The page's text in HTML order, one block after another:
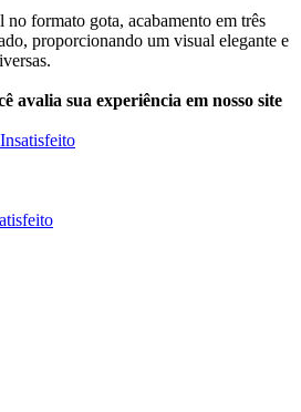
formato gota, acabamento em três
proporcionando um visual elegante e
avalia sua experiência em nosso site